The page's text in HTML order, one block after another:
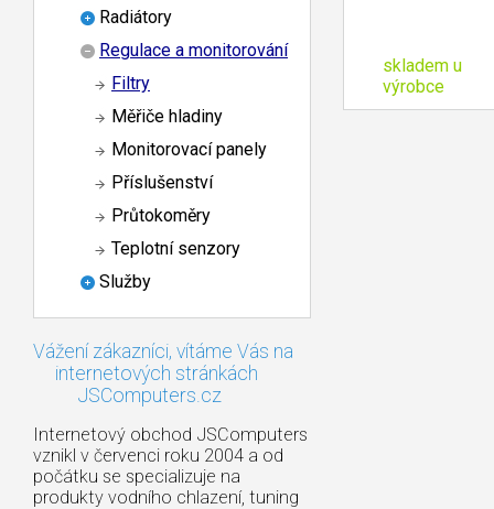
Radiátory
Regulace a monitorování
Filtry
Měřiče hladiny
Monitorovací panely
Příslušenství
Průtokoměry
Teplotní senzory
Služby
Vážení zákazníci, vítáme Vás na
internetových stránkách
JSComputers.cz
Internetový obchod JSComputers
vznikl v červenci roku 2004 a od
počátku se specializuje na
produkty vodního chlazení, tuning
skladem u
výrobce